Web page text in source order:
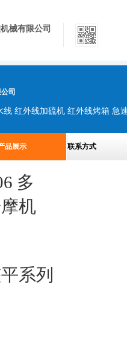
械有限公司
司
品展示 联系方式
系列